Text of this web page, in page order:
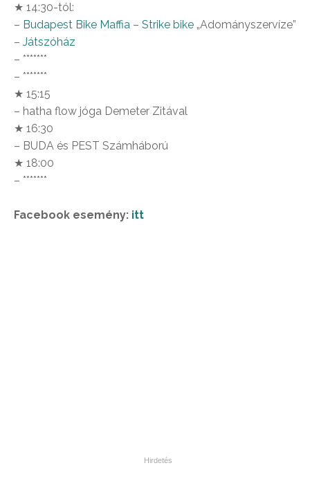
★ 14:30-tól:
– Budapest Bike Maffia – Strike bike „Adományszervíze”
– Játszóház
– *******
– *******
★ 15:15
– hatha flow jóga Demeter Zitával
★ 16:30
– BUDA és PEST Számháború
★ 18:00
– *******
Facebook esemény: itt